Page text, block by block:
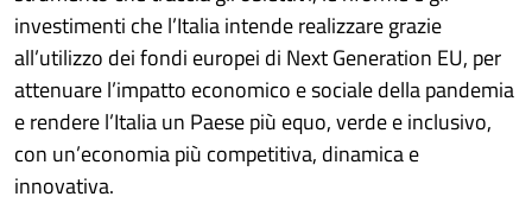
investimenti che l’Italia intende realizzare grazie
all’utilizzo dei fondi europei di Next Generation EU, per
attenuare l’impatto economico e sociale della pandemia
e rendere l’Italia un Paese più equo, verde e inclusivo,
con un’economia più competitiva, dinamica e
innovativa.